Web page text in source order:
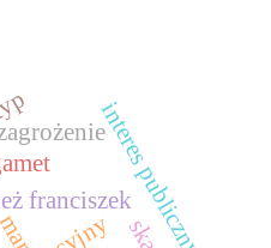
franciszek
mar interes publiczny